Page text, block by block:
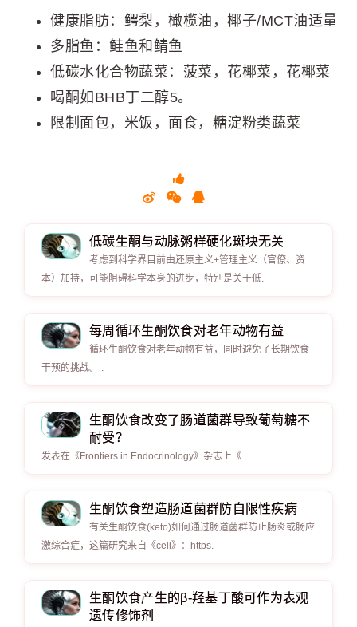
健康脂肪：鳄梨，橄榄油，椰子/MCT油适量
多脂鱼：鲑鱼和鲭鱼
低碳水化合物蔬菜：菠菜，花椰菜，花椰菜
喝酮如BHB丁二醇5。
限制面包，米饭，面食，糖淀粉类蔬菜
低碳生酮与动脉粥样硬化斑块无关
考虑到科学界目前由还原主义+管理主义（官僚、资
本）加持，可能阻碍科学本身的进步，特别是关于低.
每周循环生酮饮食对老年动物有益
循环生酮饮食对老年动物有益，同时避免了长期饮食
干预的挑战。 .
生酮饮食改变了肠道菌群导致葡萄糖不
耐受？
发表在《Frontiers in Endocrinology》杂志上《.
生酮饮食塑造肠道菌群防自限性疾病
有关生酮饮食(keto)如何通过肠道菌群防止肠炎或肠应
激综合症，这篇研究来自《cell》：https.
生酮饮食产生的β-羟基丁酸可作为表观
遗传修饰剂